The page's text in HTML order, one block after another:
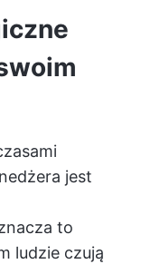
jest
to
ludzie czują